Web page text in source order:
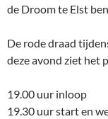
de Droom te Elst
De rode draad
deze avond ziet het
19.00 uur inloop
19.30 uur start en